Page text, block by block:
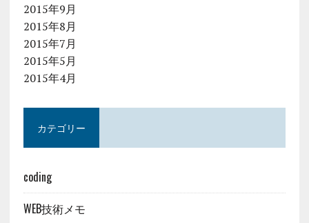
2015年9月
2015年8月
2015年7月
2015年5月
2015年4月
カテゴリー
coding
WEB技術メモ